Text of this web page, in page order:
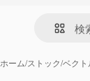
ホーム/ストック/ベクト